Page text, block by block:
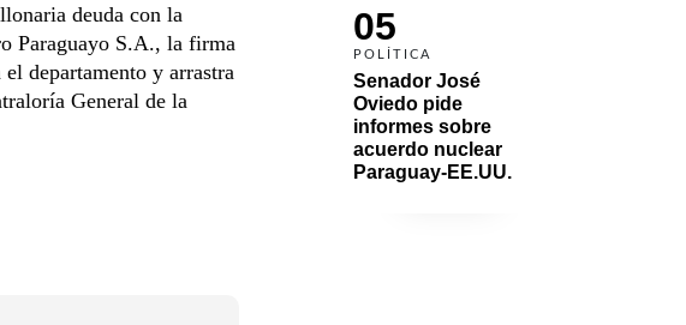
05
POLÍTICA
Senador José
Oviedo pide
informes sobre
acuerdo nuclear
Paraguay-EE.UU.
deuda con la
Paraguayo S.A., la firma
departamento y arrastra
General de la